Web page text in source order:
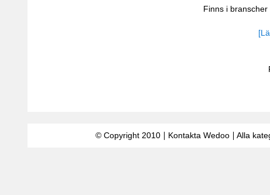
Finns i branscher
© Copyright 2010 Kontakta Wedoo Alla